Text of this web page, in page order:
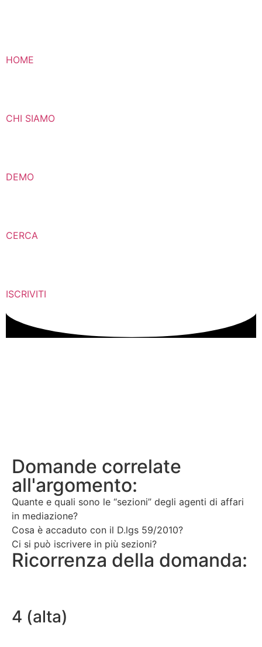
HOME
CHI SIAMO
DEMO
CERCA
ISCRIVITI
Domande correlate
all'argomento:
Quante e quali sono le “sezioni” degli agenti di affari
in mediazione?
Cosa è accaduto con il D.lgs 59/2010?
Ci si può iscrivere in più sezioni?
Ricorrenza della domanda:
4 (alta)